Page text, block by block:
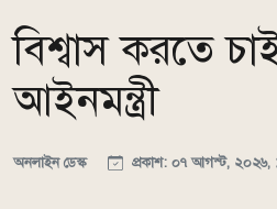
বিশ্বাস করতে
আইনমন্ত্রী
অনলাইন ডেস্ক প্রকাশ: ০৭ আগস্ট, ২০২৬,